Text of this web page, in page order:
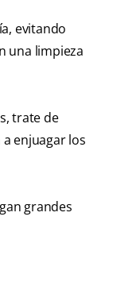
evitando
una limpieza
trate de
enjuagar los
grandes